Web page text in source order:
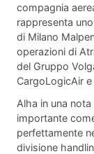
compagnia
rappresenta
di Milano
operazioni di
del Gruppo
CargoLogicAir
Alha in una
importante
perfettamente
divisione